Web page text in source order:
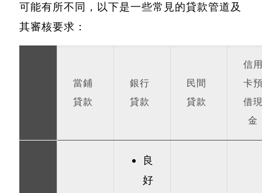
可能有所不同，以下是一些常見的貸款管道及
其審核要求：
當鋪
貸款
銀行
貸款
民間
貸款
信用
卡預
借現
金
良
好